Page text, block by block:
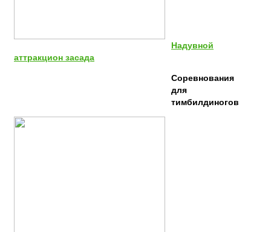
Надувной
аттракцион засада
Соревнования
для
тимбилдиногов